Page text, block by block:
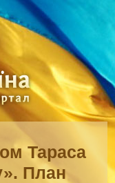
Тараса
План